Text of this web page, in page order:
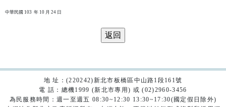
地 址：(220242)新北市板橋區中山路1段161號
電 話：總機1999 (新北市專用) 或 (02)2960-3456
為民服務時間：週一至週五 08:30~12:30 13:30~17:30(國定假日除外)